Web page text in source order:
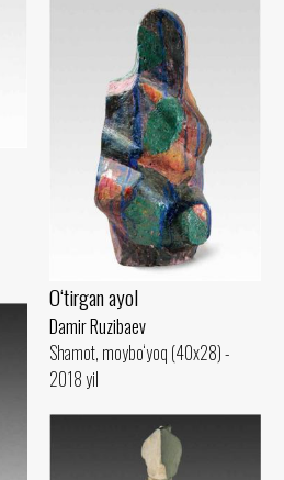
O‘tirgan ayol
Damir Ruzibaev
Shamot, moybo‘yoq (40x28) -
2018 yil